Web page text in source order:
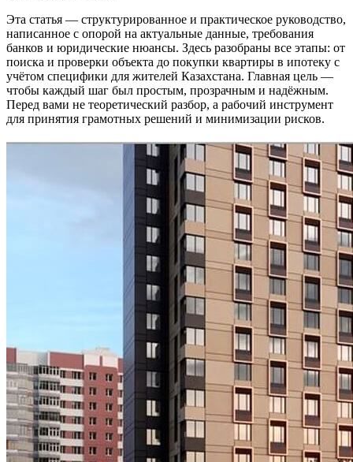
Эта статья — структурированное и практическое руководство,
написанное с опорой на актуальные данные, требования
банков и юридические нюансы. Здесь разобраны все этапы: от
поиска и проверки объекта до покупки квартиры в ипотеку с
учётом специфики для жителей Казахстана. Главная цель —
чтобы каждый шаг был простым, прозрачным и надёжным.
Перед вами не теоретический разбор, а рабочий инструмент
для принятия грамотных решений и минимизации рисков.